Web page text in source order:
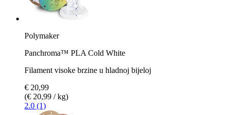
Polymaker
Panchroma™ PLA Cold White
Filament visoke brzine u hladnoj bijeloj
€ 20,99
(€ 20,99 / kg)
2.0 (1)